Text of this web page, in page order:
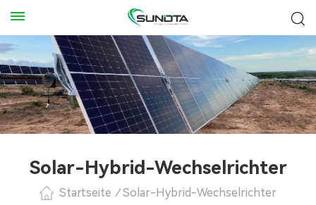
Solar-Hybrid-Wechselrichter
Startseite / Solar-Hybrid-Wechselrichter